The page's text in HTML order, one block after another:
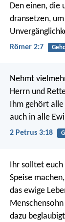
Den einen, die
dransetzen,
Römer 2:7
Nehmt
Herrn und
Ihm gehört
auch in alle
2 Petrus 3:18
Ihr solltet
Speise
das ewige
dazu